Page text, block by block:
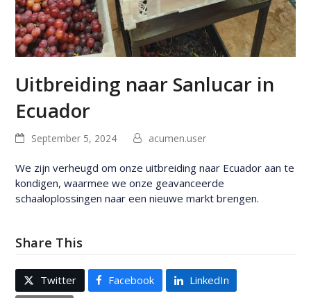
Uitbreiding naar Sanlucar in
Ecuador
September 5, 2024 acumen.user
We zijn verheugd om onze uitbreiding naar Ecuador aan te
kondigen, waarmee we onze geavanceerde
schaaloplossingen naar een nieuwe markt brengen.
Share This
Twitter Facebook LinkedIn